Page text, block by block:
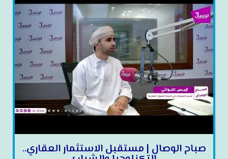
صباح الوصال | مستقبل الاستثمار العقاري..